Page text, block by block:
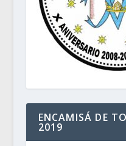
ENCAMISÁ DE
2019